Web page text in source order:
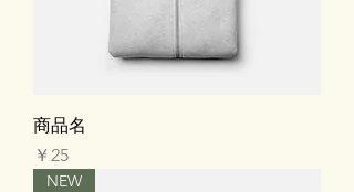
商品名
価格
￥25
NEW